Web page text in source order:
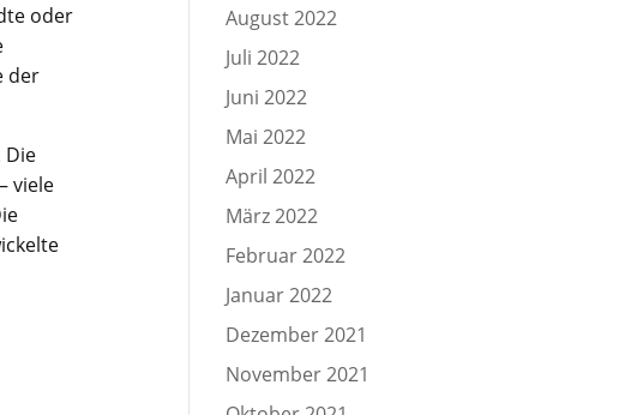
oder
der
Die
viele
August 2022
Juli 2022
Juni 2022
Mai 2022
April 2022
März 2022
Februar 2022
Januar 2022
Dezember 2021
November 2021